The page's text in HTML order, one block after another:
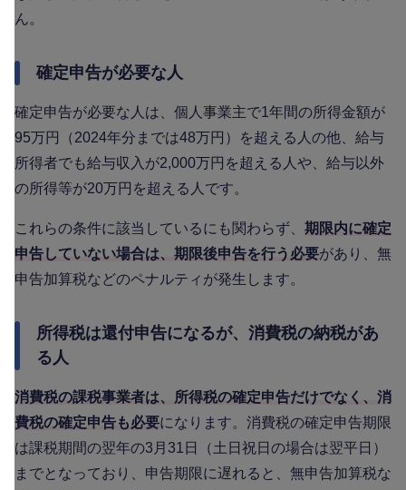
ん。
確定申告が必要な人
確定申告が必要な人は、個人事業主で1年間の所得金額が
95万円（2024年分までは48万円）を超える人の他、給与
所得者でも給与収入が2,000万円を超える人や、給与以外
の所得等が20万円を超える人です。
これらの条件に該当しているにも関わらず、 期限内に確定
申告していない場合は、期限後申告を行う必要があり、無
申告加算税などのペナルティが発生します。
所得税は還付申告になるが、消費税の納税があ
る人
消費税の課税事業者は、所得税の確定申告だけでなく、消
費税の確定申告も必要になります。消費税の確定申告期限
は課税期間の翌年の3月31日（土日祝日の場合は翌平日）
までとなっており、申告期限に遅れると、無申告加算税な